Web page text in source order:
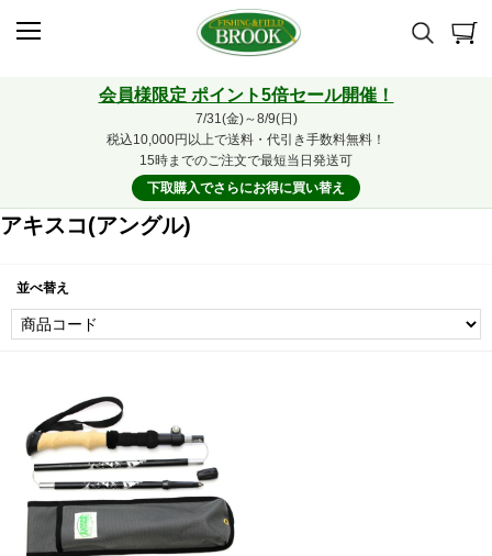
会員様限定 ポイント5倍セール開催！
7/31(金)～8/9(日)
税込10,000円以上で送料・代引き手数料無料！
15時までのご注文で最短当日発送可
下取購入でさらにお得に買い替え
アキスコ(アングル)
並べ替え